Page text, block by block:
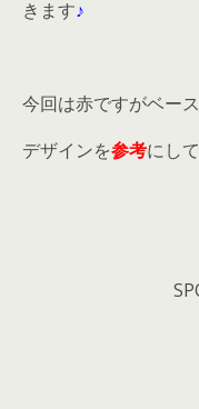
きます♪
今回は赤ですがベー
デザインを参考にし